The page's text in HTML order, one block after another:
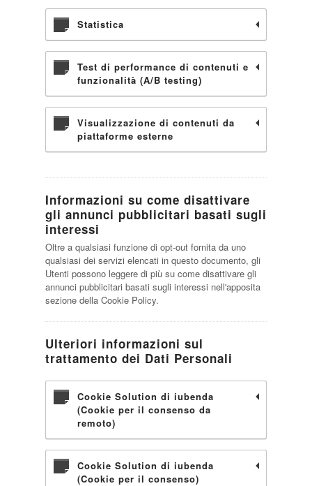
Statistica
Test di performance di contenuti e
funzionalità (A/B testing)
Visualizzazione di contenuti da
piattaforme esterne
Informazioni su come disattivare
gli annunci pubblicitari basati sugli
interessi
Oltre a qualsiasi funzione di opt-out fornita da uno
qualsiasi dei servizi elencati in questo documento, gli
Utenti possono leggere di più su come disattivare gli
annunci pubblicitari basati sugli interessi nell'apposita
sezione della Cookie Policy.
Ulteriori informazioni sul
trattamento dei Dati Personali
Cookie Solution di iubenda
(Cookie per il consenso da
remoto)
Cookie Solution di iubenda
(Cookie per il consenso)